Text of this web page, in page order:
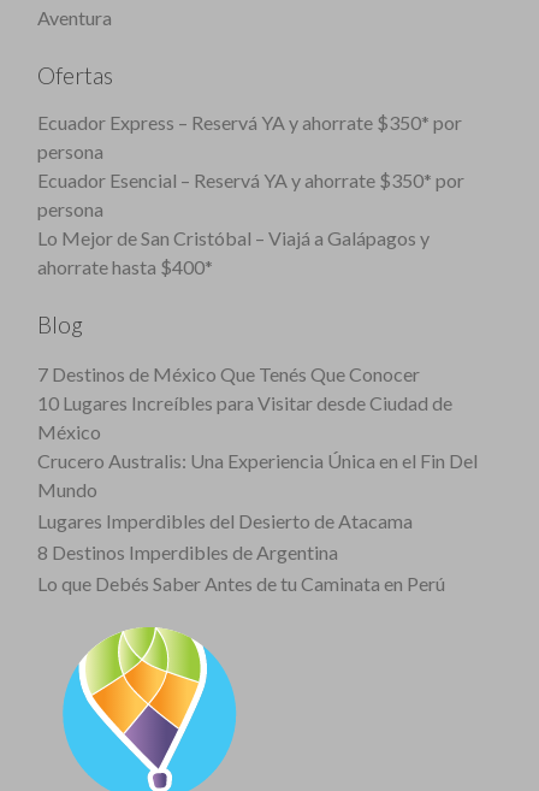
Aventura
Ofertas
Ecuador Express – Reservá YA y ahorrate $350* por
persona
Ecuador Esencial – Reservá YA y ahorrate $350* por
persona
Lo Mejor de San Cristóbal – Viajá a Galápagos y
ahorrate hasta $400*
Blog
7 Destinos de México Que Tenés Que Conocer
10 Lugares Increíbles para Visitar desde Ciudad de
México
Crucero Australis: Una Experiencia Única en el Fin Del
Mundo
Lugares Imperdibles del Desierto de Atacama
8 Destinos Imperdibles de Argentina
Lo que Debés Saber Antes de tu Caminata en Perú